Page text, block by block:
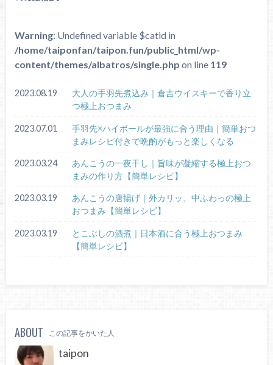
Warning: Undefined variable $catid in
/home/taiponfan/taipon.fun/public_html/wp-
content/themes/albatros/single.php on line 119
2023.08.19
大人の手羽先煮込み｜倉吉ウイスキーで香り立
つ極上おつまみ
2023.07.01
手羽先×ハイボールが最強に合う理由｜簡単おつ
まみレシピ付きで晩酌がもっと楽しくなる
2023.03.24
あんこうの一夜干し｜旨味が凝縮する極上おつ
まみの作り方【簡単レシピ】
2023.03.19
あんこうの唐揚げ｜外カリッ、中ふわっの極上
おつまみ【簡単レシピ】
2023.03.19
とこぶしの酒煮｜日本酒に合う極上おつまみ
【簡単レシピ】
ABOUT この記事をかいた人
taipon